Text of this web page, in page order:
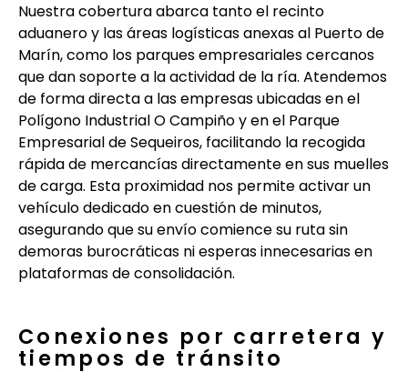
Nuestra cobertura abarca tanto el recinto
aduanero y las áreas logísticas anexas al Puerto de
Marín, como los parques empresariales cercanos
que dan soporte a la actividad de la ría. Atendemos
de forma directa a las empresas ubicadas en el
Polígono Industrial O Campiño y en el Parque
Empresarial de Sequeiros, facilitando la recogida
rápida de mercancías directamente en sus muelles
de carga. Esta proximidad nos permite activar un
vehículo dedicado en cuestión de minutos,
asegurando que su envío comience su ruta sin
demoras burocráticas ni esperas innecesarias en
plataformas de consolidación.
Conexiones por carretera y
tiempos de tránsito